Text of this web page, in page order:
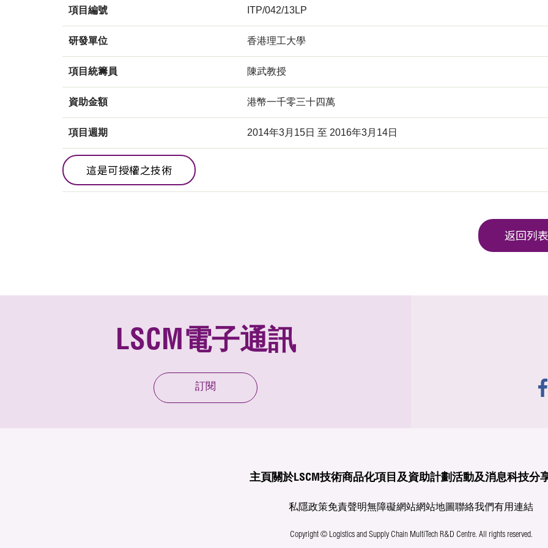
項目編號 ITP/042/13LP
研發單位 香港理工大學
項目統籌員 陳武教授
資助金額 港幣一千零三十四萬
項目週期 2014年3月15日 至 2016年3月14日
這是可授權之技術
返回列表
LSCM電子通訊
訂閱
主頁關於LSCM技術商品化項目及資助計劃活動及消息科技分
私隱政策免責聲明無障礙網站網站地圖聯絡我們有用連結
Copyright © Logistics and Supply Chain MultiTech R&D Centre. All rights reserved.